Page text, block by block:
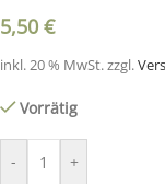
5,50 €
inkl. 20 % MwSt.zzgl.
Vorrätig
- +